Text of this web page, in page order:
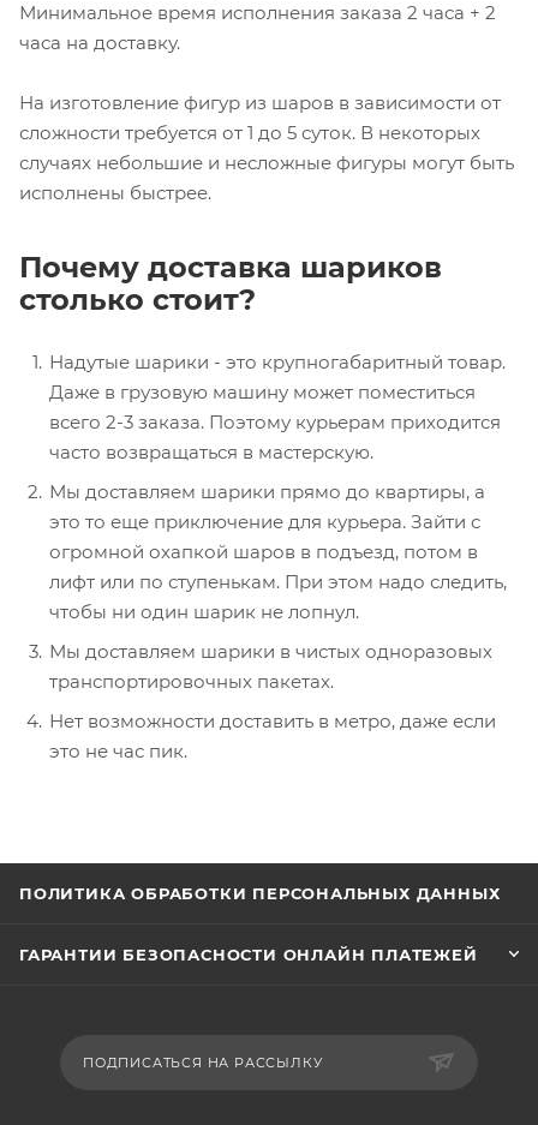
Минимальное время исполнения заказа 2 часа + 2
часа на доставку.
На изготовление фигур из шаров в зависимости от
сложности требуется от 1 до 5 суток. В некоторых
случаях небольшие и несложные фигуры могут быть
исполнены быстрее.
Почему доставка шариков
столько стоит?
Надутые шарики - это крупногабаритный товар.
Даже в грузовую машину может поместиться
всего 2-3 заказа. Поэтому курьерам приходится
часто возвращаться в мастерскую.
Мы доставляем шарики прямо до квартиры, а
это то еще приключение для курьера. Зайти с
огромной охапкой шаров в подъезд, потом в
лифт или по ступенькам. При этом надо следить,
чтобы ни один шарик не лопнул.
Мы доставляем шарики в чистых одноразовых
транспортировочных пакетах.
Нет возможности доставить в метро, даже если
это не час пик.
ПОЛИТИКА ОБРАБОТКИ ПЕРСОНАЛЬНЫХ ДАННЫХ
ГАРАНТИИ БЕЗОПАСНОСТИ ОНЛАЙН ПЛАТЕЖЕЙ
ПОДПИСАТЬСЯ НА РАССЫЛКУ